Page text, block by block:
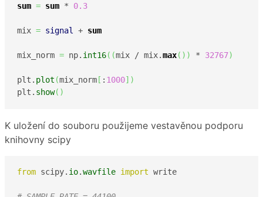
sum = sum * 0.3
mix = signal + sum
mix_norm = np. int16( (mix / mix.max( ) ) * 32767)
plt. plot (mix_norm [ : 1000] )
plt. show( )
K uložení do souboru použijeme vestavěnou podporu
knihovny scipy
from scipy. io.wavfile import write